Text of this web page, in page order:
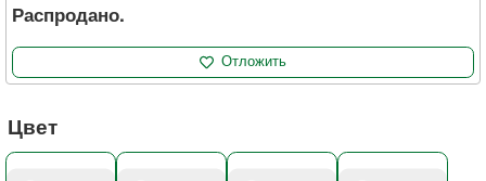
Цвет
Распродано.
Отложить